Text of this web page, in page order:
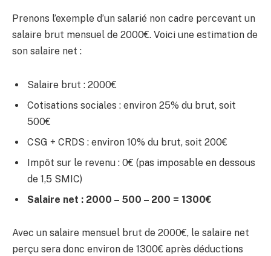
Prenons l’exemple d’un salarié non cadre percevant un
salaire brut mensuel de 2000€. Voici une estimation de
son salaire net :
Salaire brut : 2000€
Cotisations sociales : environ 25% du brut, soit
500€
CSG + CRDS : environ 10% du brut, soit 200€
Impôt sur le revenu : 0€ (pas imposable en dessous
de 1,5 SMIC)
Salaire net : 2000 – 500 – 200 = 1300€
Avec un salaire mensuel brut de 2000€, le salaire net
perçu sera donc environ de 1300€ après déductions